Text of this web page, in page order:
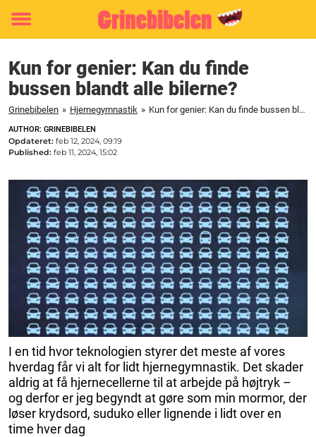
Toggle
Kun for genier: Kan du finde
bussen blandt alle bilerne?
Grinebibelen » Hjernegymnastik » Kun for genier: Kan du finde bussen blandt alle bilerne?
AUTHOR: GRINEBIBELEN
Opdateret: feb 12, 2024, 09:19
Published: feb 11, 2024, 15:02
I en tid hvor teknologien styrer det meste af vores
hverdag får vi alt for lidt hjernegymnastik. Det skader
aldrig at få hjernecellerne til at arbejde på højtryk –
og derfor er jeg begyndt at gøre som min mormor, der
løser krydsord, suduko eller lignende i lidt over en
time hver dag